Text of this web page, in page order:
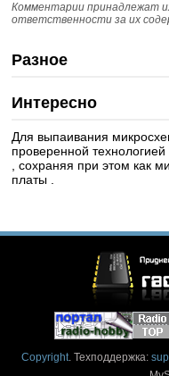
Комментарии принадлежат
ответственности за их
Разное
Интересно
Для выпаивания
проверенной
, сохраняя при этом как
платы .
Copyright. Техподдержка: